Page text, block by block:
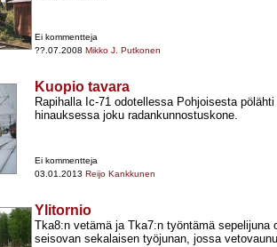
Ei kommentteja
??.07.2008 Mikko J. Putkonen
Kuopio tavara
Rapihalla Ic-​71 odotellessa Pohjoisesta
hinauksessa joku radankunnostuskone.
Ei kommentteja
03.01.2013 Reijo Kankkunen
Ylitornio
Tka8:n vetämä ja Tka7:n työntämä sepelijuna
seisovan sekalaisen työjunan, jossa